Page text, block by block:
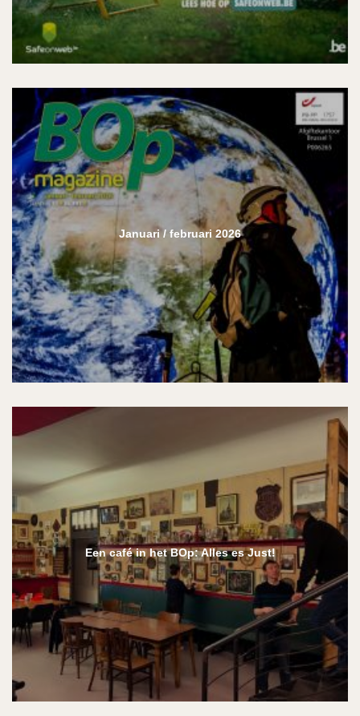
Januari / februari 2026
Een café in het BOp: Alles es Just!